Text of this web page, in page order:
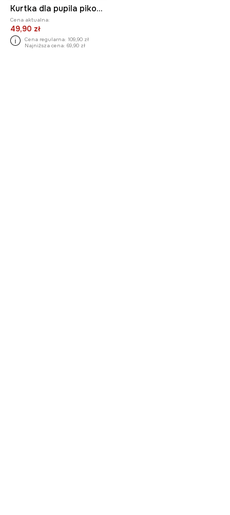
Kurtka dla pupila pikowana
Cena aktualna:
49,90 zł
Cena regularna: 109,90 zł
Najniższa cena: 69,90 zł